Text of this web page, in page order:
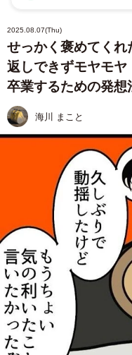
2025.08.07(Thu)
せっかく褒めてく
返しできずモヤモ
卒業するための発想
海川 まこと